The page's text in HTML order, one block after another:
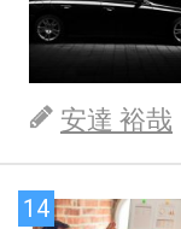
安達 裕哉
14